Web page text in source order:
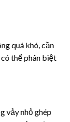
quá khó, cần
thể phân biệt
vảy nhỏ ghép